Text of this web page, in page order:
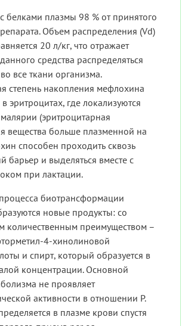
белками плазмы 98 % от принятого
Объем распределения (Vd)
20 л/кг, что отражает
средства распределяться
все ткани организма.
степень накопления мефлохина
эритроцитах, где локализуются
(эритроцитарная
вещества больше плазменной на
способен проходить сквозь
барьер и выделяться вместе с
при лактации.
процесса биотрансформации
новые продукты: со
количественным преимуществом –
4-хинолиновой
и спирт, который образуется в
концентрации. Основной
не проявляет
активности в отношении P.
в плазме крови спустя